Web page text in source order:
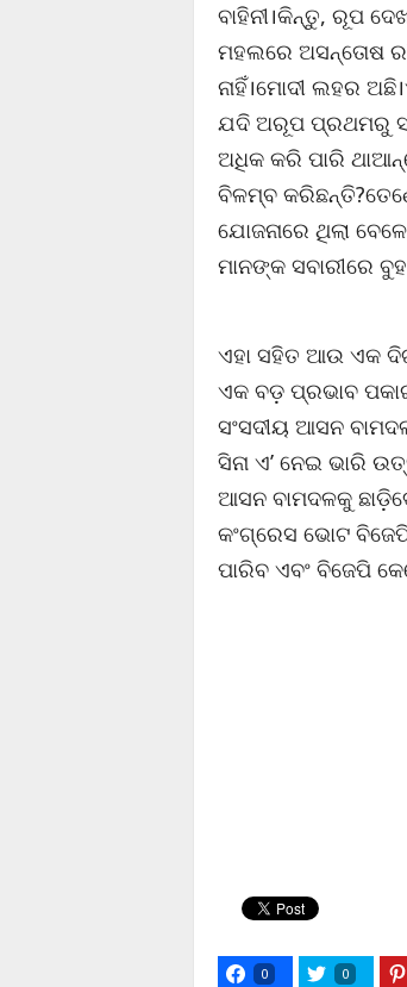
ବାହିନୀ।କିନ୍ତୁ, ରୂପ
ମହଲରେ ଅସନ୍ତୋଷ
ନାହିଁ।ମୋଦୀ ଲହର
ଯଦି ଅରୂପ ପ୍ରଥମରୁ
ଅଧିକ କରି ପାରି
ବିଳମ୍ବ
ଯୋଜନାରେ ଥିଲା
ମାନଙ୍କ ସବାରୀରେ
ଏହା ସହିତ ଆଉ ଏକ
ଏକ ବଡ଼ ପ୍ରଭାବ
ସଂସଦୀୟ ଆସନ
ସିନା ଏ’ ନେଇ ଭାରି
ଆସନ ବାମଦଳକୁ
କଂଗ୍ରେସ ଭୋଟ
ପାରିବ ଏବଂ ବିଜେପି
0 0